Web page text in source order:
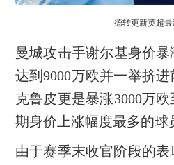
德转更新英超
曼城攻击手谢尔基身价
达到9000万欧并一举挤
克鲁皮更是暴涨3000万
期身价上涨幅度最多的球
由于赛季末收官阶段的